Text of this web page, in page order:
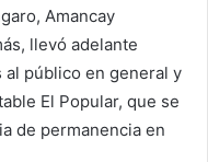
Amancay
llevó adelante
público en general y
El Popular, que se
de permanencia en